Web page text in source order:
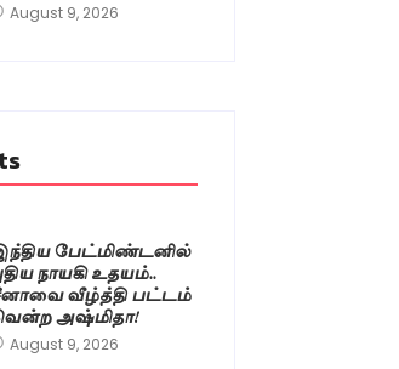
August 9, 2026
பேட்மிண்டனில்
நாயகி உதயம்..
வீழ்த்தி பட்டம்
அஷ்மிதா!
August 9, 2026